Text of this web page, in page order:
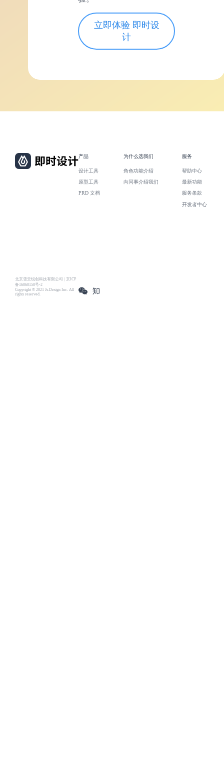
立即体验 即时设
计
北京雪云锐创科技有限公司 | 京ICP
备16060150号-2
Copyright © 2021 Js.Design Inc. All
rights reserved.
产品
设计工具
原型工具
PRD 文档
为什么选我们
角色功能介绍
向同事介绍我们
服务
帮助中心
最新功能
服务条款
开发者中心